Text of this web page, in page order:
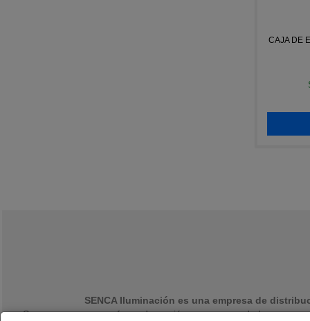
CAJA DE
SENCA Iluminación es una empresa de
Somos una empresa formada por jóvenes emprendedores con